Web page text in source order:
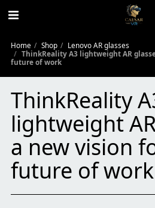
Home Shop
Lenovo AR glasses
ThinkReality A3 lightweight AR
future of work
ThinkReality
lightweight
a new vision
future of work